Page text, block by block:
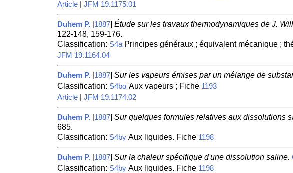
Article| JFM 19.1175.01
Duhem P. [1887] Étude sur les travaux thermodynamiques de J.
122-148, 159-176.
Classification: S4aPrincipes généraux ; équivalent mécanique ;
JFM 19.1164.04
Duhem P. [1887] Sur les vapeurs émises par un mélange de
Classification: S4bα Aux vapeurs ; Fiche 1193
Article| JFM 19.1174.02
Duhem P. [1887] Sur quelques formules relatives aux dissolutions
685.
Classification: S4bγAux liquides. Fiche 1198
Duhem P. [1887] Sur la chaleur spécifique d'une dissolution saline.
Classification: S4bγAux liquides. Fiche 1198